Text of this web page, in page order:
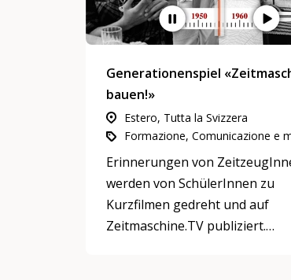
Generationenspiel
bauen!»
Estero, Tutta la Svizzera
Erinnerungen von
werden von SchülerInnen zu
Kurzfilmen gedreht und auf
Zeitmaschine.TV publiziert.